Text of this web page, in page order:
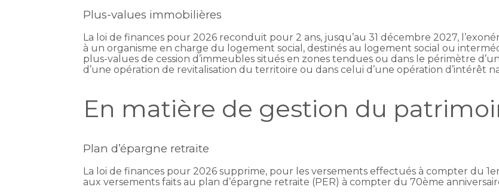
Plus-values immobilières
La loi de finances pour 2026 reconduit pour 2 ans, jusqu’au 31 décembre 2027,
à un organisme en charge du logement social, destinés au logement social ou
plus-values de cession d’immeubles situés en zones tendues ou dans le périmètre
d’une opération de revitalisation du territoire ou dans celui d’une opération d’intérêt
En matière de gestion du
Plan d’épargne retraite
La loi de finances pour 2026 supprime, pour les versements effectués à compter du
aux versements faits au plan d’épargne retraite (PER) à compter du 70ème